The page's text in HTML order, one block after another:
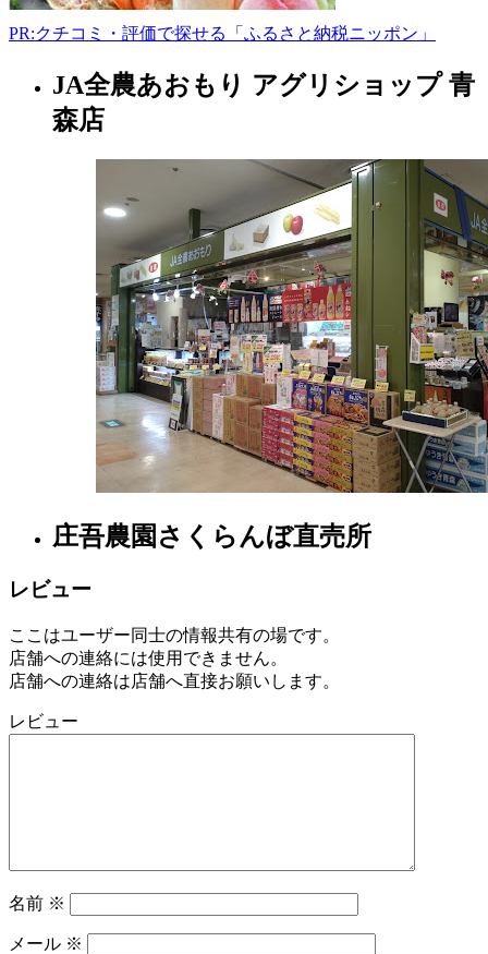
PR:クチコミ・評価で探せる「ふるさと納税ニッポン」
青
森
県
JA全農あおもり アグリショップ 青
森店
庄吾農園さくらんぼ直売所
レビュー
ここはユーザー同士の情報共有の場です。
店舗への連絡には使用できません。
店舗への連絡は店舗へ直接お願いします。
レビュー
名前 ※
メール ※